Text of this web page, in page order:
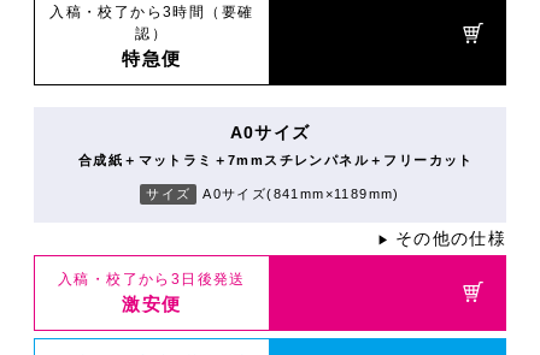
入稿・校了から3時間（要確
認）
特急便
A0サイズ
合成紙＋マットラミ＋7mmスチレンパネル＋フリーカット
サイズ A0サイズ(841mm×1189mm)
▶ その他の仕様
入稿・校了から3日後発送
激安便